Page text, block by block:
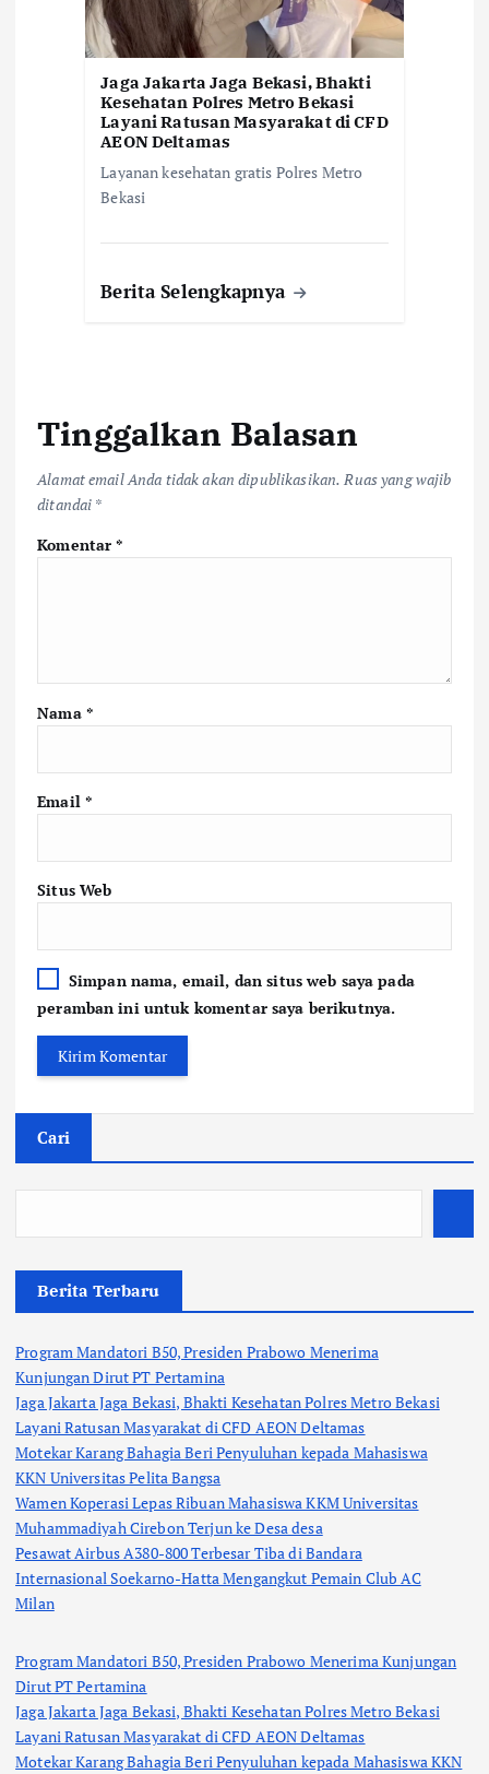
Jaga Jakarta Jaga Bekasi, Bhakti
Kesehatan Polres Metro Bekasi
Layani Ratusan Masyarakat di CFD
AEON Deltamas
Layanan kesehatan gratis Polres Metro
Bekasi
Berita Selengkapnya
Tinggalkan Balasan
Alamat email Anda tidak akan dipublikasikan. Ruas yang wajib
ditandai *
Komentar*
Nama *
Email *
Situs Web
Simpan nama, email, dan situs web saya pada
peramban ini untuk komentar saya berikutnya.
Cari
Berita Terbaru
Program Mandatori B50, Presiden Prabowo Menerima
Kunjungan Dirut PT Pertamina
Jaga Jakarta Jaga Bekasi, Bhakti Kesehatan Polres Metro Bekasi
Layani Ratusan Masyarakat di CFD AEON Deltamas
Motekar Karang Bahagia Beri Penyuluhan kepada Mahasiswa
KKN Universitas Pelita Bangsa
Wamen Koperasi Lepas Ribuan Mahasiswa KKM Universitas
Muhammadiyah Cirebon Terjun ke Desa desa
Pesawat Airbus A380-800 Terbesar Tiba di Bandara
Internasional Soekarno-Hatta Mengangkut Pemain Club AC
Milan
Program Mandatori B50, Presiden Prabowo Menerima Kunjungan
Dirut PT Pertamina
Jaga Jakarta Jaga Bekasi, Bhakti Kesehatan Polres Metro Bekasi
Layani Ratusan Masyarakat di CFD AEON Deltamas
Motekar Karang Bahagia Beri Penyuluhan kepada Mahasiswa KKN